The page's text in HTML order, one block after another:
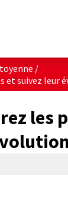
/
suivez leur
les